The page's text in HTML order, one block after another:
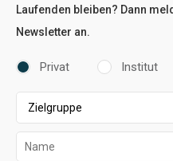
Laufenden bleiben? Dann
Newsletter an.
Privat Institut